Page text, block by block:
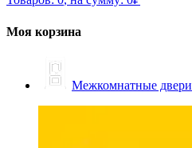
Моя корзина
Межкомнатные двери